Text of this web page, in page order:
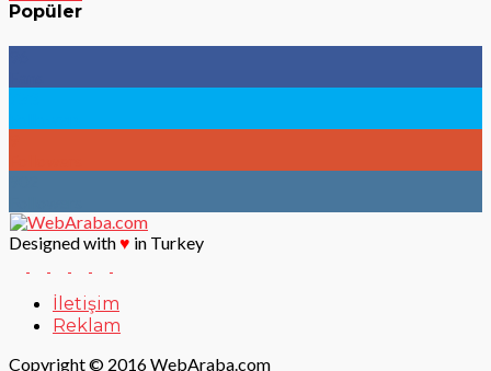
Popüler
Designed with♥ in Turkey
İletişim
Reklam
Copyright © 2016 WebAraba.com